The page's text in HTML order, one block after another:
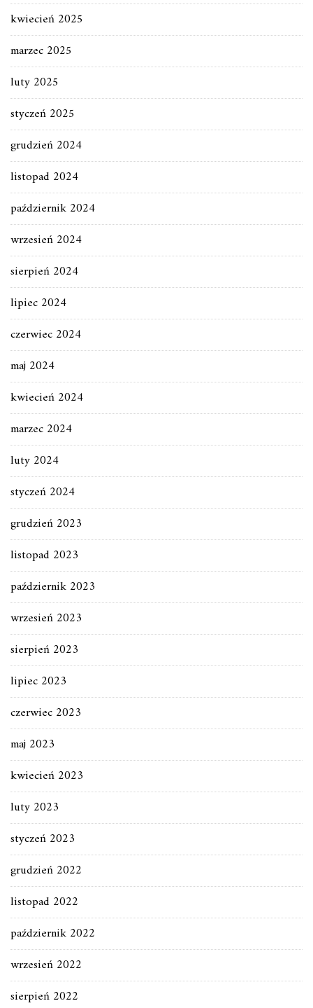
kwiecień 2025
marzec 2025
luty 2025
styczeń 2025
grudzień 2024
listopad 2024
październik 2024
wrzesień 2024
sierpień 2024
lipiec 2024
czerwiec 2024
maj 2024
kwiecień 2024
marzec 2024
luty 2024
styczeń 2024
grudzień 2023
listopad 2023
październik 2023
wrzesień 2023
sierpień 2023
lipiec 2023
czerwiec 2023
maj 2023
kwiecień 2023
luty 2023
styczeń 2023
grudzień 2022
listopad 2022
październik 2022
wrzesień 2022
sierpień 2022